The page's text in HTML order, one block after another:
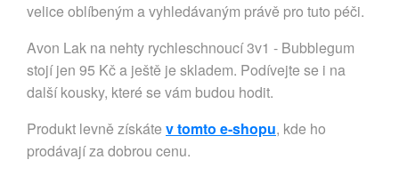
velice oblíbeným a vyhledávaným právě pro tuto péči.
Avon Lak na nehty rychleschnoucí 3v1 - Bubblegum
stojí jen 95 Kč a ještě je skladem. Podívejte se i na
další kousky, které se vám budou hodit.
Produkt levně získáte v tomto e-shopu, kde ho
prodávají za dobrou cenu.